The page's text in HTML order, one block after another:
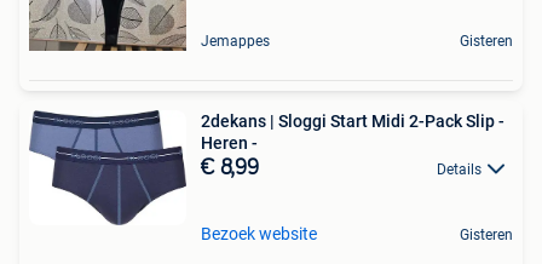
Jemappes Gisteren
2dekans | Sloggi Start Midi 2-Pack Slip -
Heren -
€ 8,99 Details
Bezoek website Gisteren